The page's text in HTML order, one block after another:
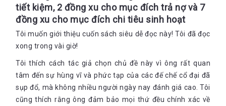
tiết kiệm, 2 đồng xu cho mục đích trả nợ và 7
đồng xu cho mục đích chi tiêu sinh hoạt
Tôi muốn giới thiệu cuốn sách siêu dễ đọc này! Tôi đã đọc
xong trong vài giờ!
Tôi thích cách tác giả chọn chủ đề này vì ông rất quan
tâm đến sự hùng vĩ và phức tạp của các đế chế cổ đại đã
sụp đổ, mà không nhiều người ngày nay đánh giá cao. Tôi
cũng thích rằng ông đảm bảo mọi thứ đều chính xác về